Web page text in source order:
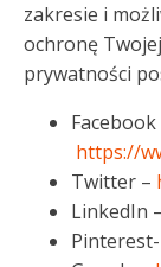
zakresie i
ochronę
prywatności
Facebook
https://
Twitter –
LinkedIn –
Pinterest-